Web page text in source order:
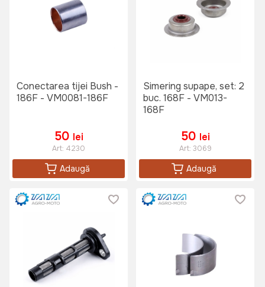
Conectarea tijei Bush -
186F - VM0081-186F
50 lei
Art: 4230
Adaugă
Simering supape, set: 2
buc. 168F - VM013-
168F
50 lei
Art: 3069
Adaugă